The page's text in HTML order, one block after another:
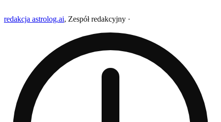
redakcja astrolog.ai, Zespół redakcyjny ·